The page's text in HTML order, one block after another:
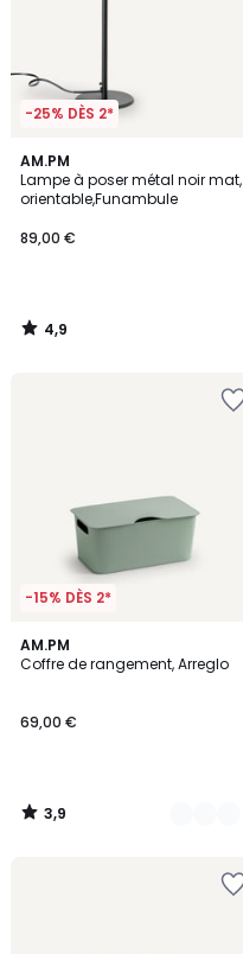
-25% DÈS 2*
AM.PM
Lampe à poser métal noir mat,
orientable,Funambule
89,00 €
4,9
/ 5
4,9
/
-15% DÈS 2*
AM.PM
Coffre de rangement, Arreglo
69,00 €
3,9
/ 5
5
Couleurs
3,9
/